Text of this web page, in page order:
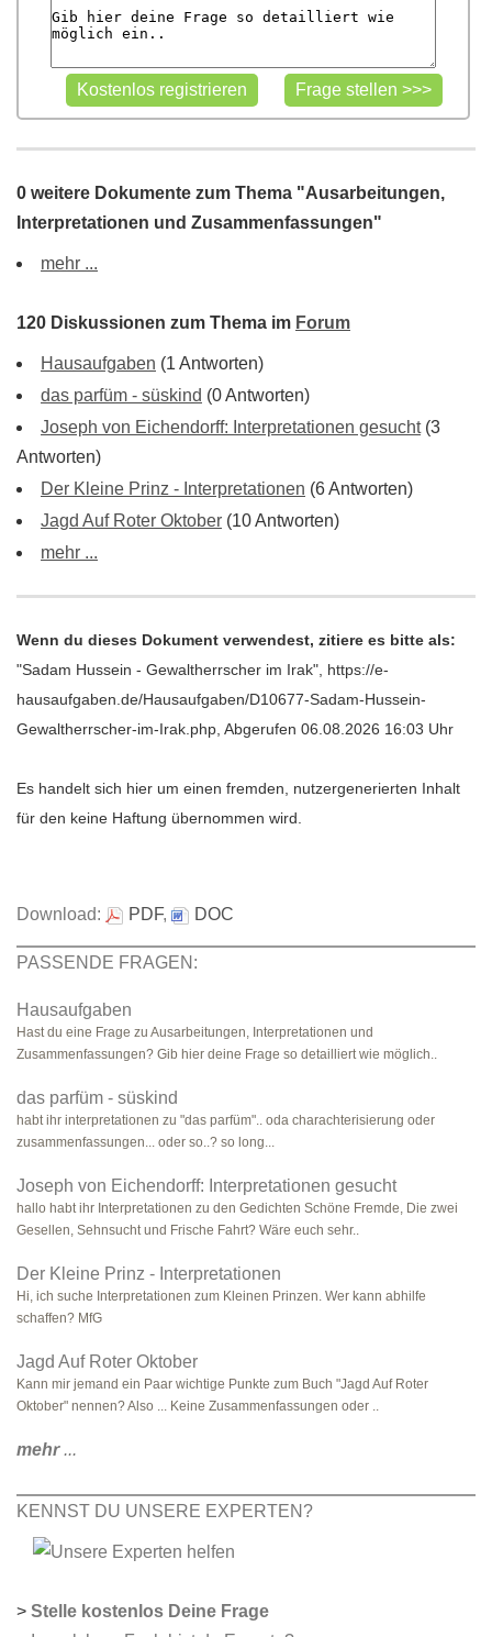
0 weitere Dokumente zum Thema "Ausarbeitungen,
Interpretationen und Zusammenfassungen"
mehr ...
120 Diskussionen zum Thema im Forum
Hausaufgaben (1 Antworten)
das parfüm - süskind (0 Antworten)
Joseph von Eichendorff: Interpretationen gesucht(3
Antworten)
Der Kleine Prinz - Interpretationen (6 Antworten)
Jagd Auf Roter Oktober (10 Antworten)
mehr ...
Wenn du dieses Dokument verwendest, zitiere es bitte als:
"Sadam Hussein - Gewaltherrscher im Irak", https://e-
hausaufgaben.de/Hausaufgaben/D10677-Sadam-Hussein-
Gewaltherrscher-im-Irak.php, Abgerufen 06.08.2026 16:03 Uhr
Es handelt sich hier um einen fremden, nutzergenerierten Inhalt
für den keine Haftung übernommen wird.
Download: PDF, DOC
PASSENDE FRAGEN:
Hausaufgaben
Hast du eine Frage zu Ausarbeitungen, Interpretationen und
Zusammenfassungen? Gib hier deine Frage so detailliert wie möglich..
das parfüm - süskind
habt ihr interpretationen zu "das parfüm".. oda charachterisierung oder
zusammenfassungen... oder so..? so long...
Joseph von Eichendorff: Interpretationen gesucht
hallo habt ihr Interpretationen zu den Gedichten Schöne Fremde, Die zwei
Gesellen, Sehnsucht und Frische Fahrt? Wäre euch sehr..
Der Kleine Prinz - Interpretationen
Hi, ich suche Interpretationen zum Kleinen Prinzen. Wer kann abhilfe
schaffen? MfG
Jagd Auf Roter Oktober
Kann mir jemand ein Paar wichtige Punkte zum Buch "Jagd Auf Roter
Oktober" nennen? Also ... Keine Zusammenfassungen oder ..
mehr...
KENNST DU UNSERE EXPERTEN?
> Stelle kostenlos Deine Frage